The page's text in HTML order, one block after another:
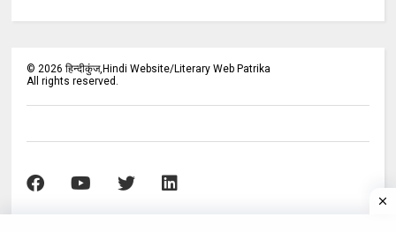
©2026 हिन्दीकुंज,Hindi Website/Literary Web Patrika
All rights reserved.